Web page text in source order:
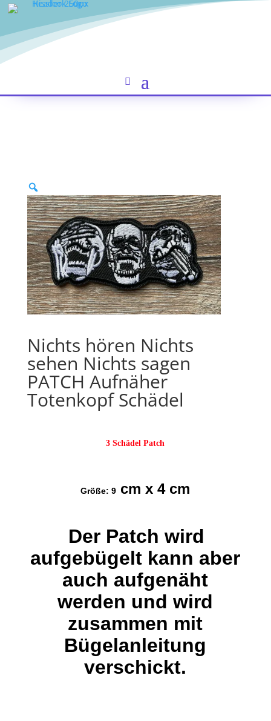
Nichts hören Nichts
sehen Nichts sagen
PATCH Aufnäher
Totenkopf Schädel
3 Schädel Patch
Größe: 9 cm x 4 cm
Der Patch wird
aufgebügelt kann aber
auch aufgenäht
werden und wird
zusammen mit
Bügelanleitung
verschickt.